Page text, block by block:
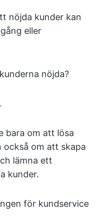
nöjda kunder kan
eller
nöjda?
bara om att lösa
också om att skapa
lämna ett
kunder.
för kundservice